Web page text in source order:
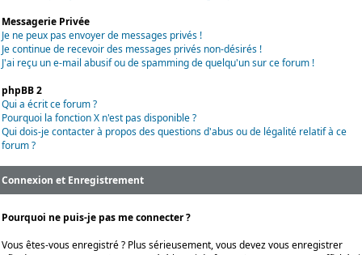
Messagerie Privée
Je ne peux pas envoyer de messages privés !
Je continue de recevoir des messages privés non-désirés !
J'ai reçu un e-mail abusif ou de spamming de quelqu'un sur ce forum !
phpBB 2
Qui a écrit ce forum ?
Pourquoi la fonction X n'est pas disponible ?
Qui dois-je contacter à propos des questions d'abus ou de légalité relatif à ce
forum ?
Connexion et Enregistrement
Pourquoi ne puis-je pas me connecter ?
Vous êtes-vous enregistré ? Plus sérieusement, vous devez vous enregistrer